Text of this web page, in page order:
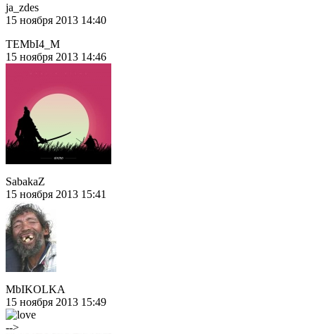
ja_zdes
15 ноября 2013 14:40
TEMbI4_M
15 ноября 2013 14:46
SabakaZ
15 ноября 2013 15:41
MbIKOLKA
15 ноября 2013 15:49
-->